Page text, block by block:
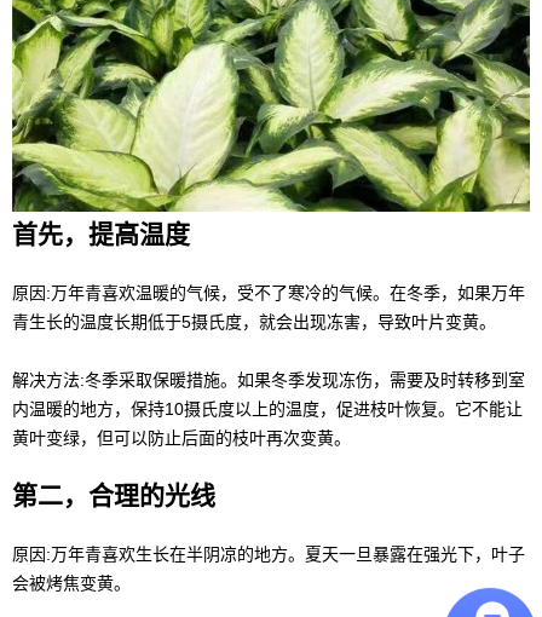
首先，提高温度
原因:万年青喜欢温暖的气候，受不了寒冷的气候。在冬季，如果万年
青生长的温度长期低于5摄氏度，就会出现冻害，导致叶片变黄。
解决方法:冬季采取保暖措施。如果冬季发现冻伤，需要及时转移到室
内温暖的地方，保持10摄氏度以上的温度，促进枝叶恢复。它不能让
黄叶变绿，但可以防止后面的枝叶再次变黄。
第二，合理的光线
原因:万年青喜欢生长在半阴凉的地方。夏天一旦暴露在强光下，叶子
会被烤焦变黄。